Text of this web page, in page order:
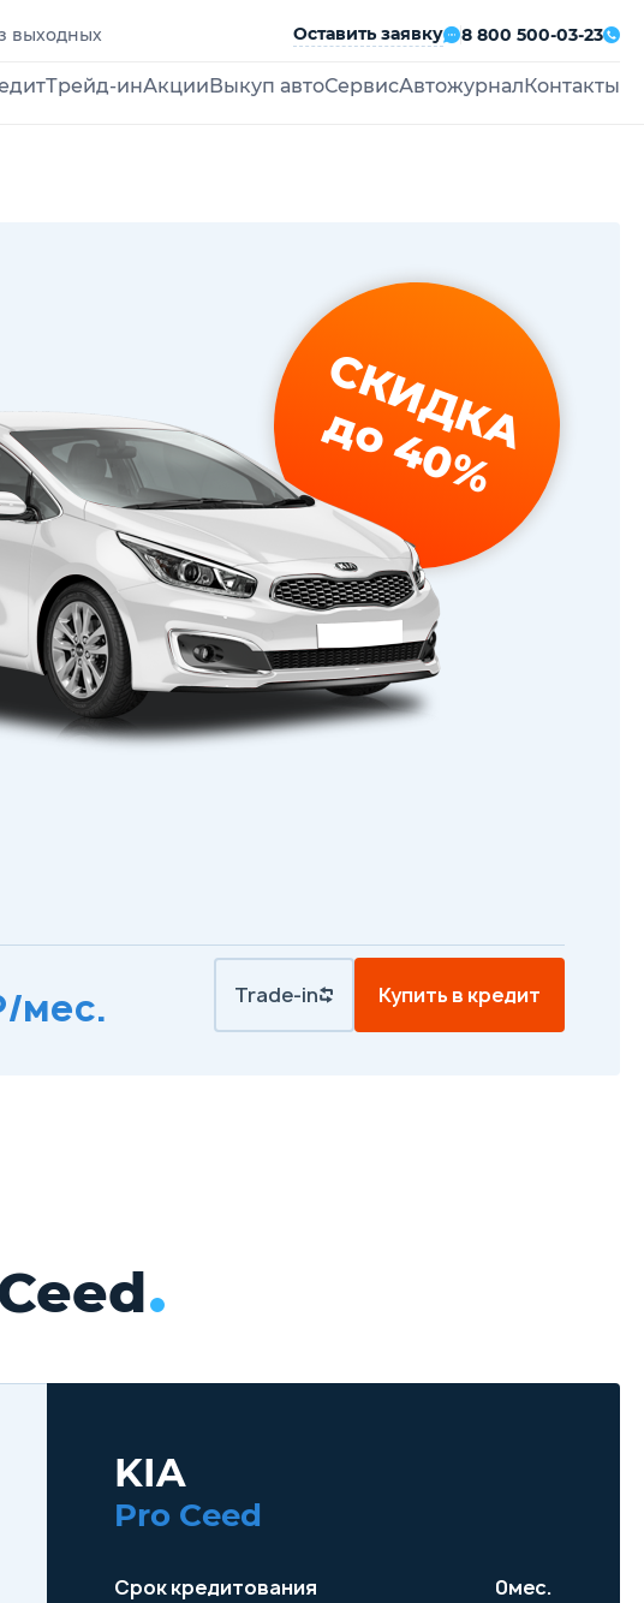
выходных Оставить заявку 8 800 500-03-23
Трейд-инАкции Выкуп автоСервисАвтожурнал Контакты
СКИДКА
до 40%
мес. Trade-in Купить в кредит
KIA
Pro Ceed
Срок кредитования 0мес.